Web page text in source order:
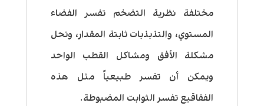
مختلفة نظرية التضخم تفسر الفضاء
المستوي، والتذبذبات ثابتة المقدار، وتحل
مشكلة الأفق ومشاكل القطب الواحد
ويمكن أن تفسر طبيعياً مثل هذه
الفقاقيع تفسر الثوابت المضبوطة.